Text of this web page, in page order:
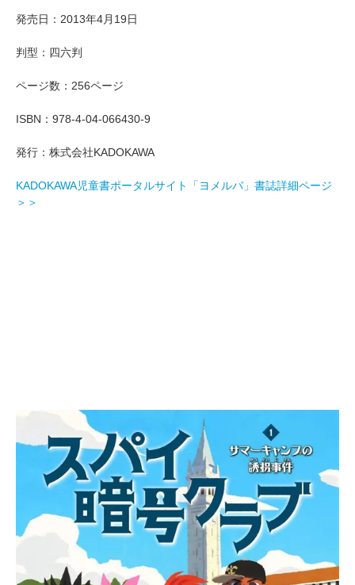
発売日：2013年4月19日
判型：四六判
ページ数：256ページ
ISBN：978-4-04-066430-9
発行：株式会社KADOKAWA
KADOKAWA児童書ポータルサイト「ヨメルバ」書誌詳細ページ
＞＞